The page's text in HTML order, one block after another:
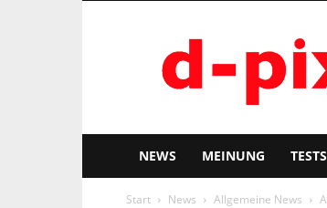
pixx
NEWS MEINUNG TESTS
Start News Allgemeine News